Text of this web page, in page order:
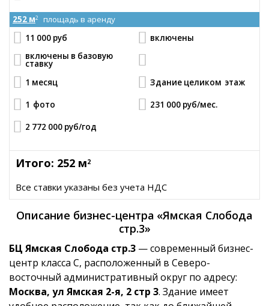
252 м2
площадь в аренду
11 000 руб
включены
включены в базовую
ставку
1 месяц
Здание целиком этаж
1 фото 231 000 руб/мес.
2 772 000 руб/год
Итого: 252 м2
Все ставки указаны без учета НДС
Описание бизнес-центра «Ямская Слобода
стр.3»
БЦ Ямская Слобода стр.3 — современный бизнес-
центр класса C, расположенный в Северо-
восточный административный округ по адресу:
Москва, ул Ямская 2-я, 2 стр 3. Здание имеет